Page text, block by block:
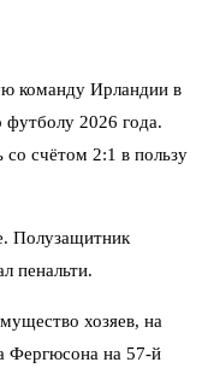
команду Ирландии в
2026 года.
счётом 2:1 в пользу
Полузащитник
пенальти.
хозяев, на
Фергюсона на 57-й